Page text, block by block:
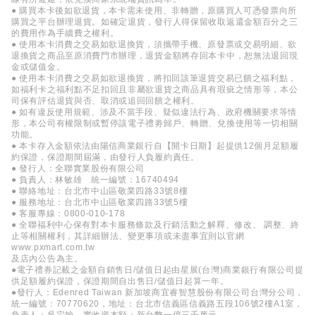
● 購買本卡後如欲退貨，本卡需未使用、非轉贈，原購買人可憑發票向所
購買之平台辦理退貨。如確定退貨，發行人得保留收取返還金額百分之三
的費用作為手續費之權利。
● 使用本卡消費之交易如欲退換貨，須攜帶手機、原發票或交易明細、欲
退換貨之商品至原消費門市辦理，退貨金額將存回本卡中，恕無法退回現
金或儲值金。
● 使用本卡消費之交易如欲退換貨，將扣回該筆退貨交易已饋之福利點，
如福利卡之福利點不足扣回且非屬欲退貨之商品具有瑕疵之情形等，本公
司保有評估退貨與否、取消或追回回饋之權利。
● 如有違反使用規範、涉及不當手段、疑似違法行為、政府機關要求等情
形，本公司有權限制或暫停該電子禮劵歸戶、轉贈、兌換使用等一切相關
功能。
● 本卡存入金額依法由陽信商業銀行自【開卡日期】起提供12個月足額履
約保證，保證期間屆滿，由發行人負履約責任。
● 發行人：全聯實業股份有限公司
● 負責人：林敏雄 統一編號：16740494
● 聯絡地址：台北市中山區敬業四路33號8樓
● 服務地址：台北市中山區敬業四路33號5樓
● 客服專線：0800-010-178
● 全聯福利中心保有對本卡服務條款及行銷活動之解釋、修改、 調整、終
止等相關權利，其詳細辦法、變更事項或未盡事宜則以官網
www.pxmart.com.tw
及店內公告為主。
●電子禮券記載之金額自銷售日/儲值日起由星展(台灣)商業銀行有限公司提
供足額履約保證，保證期間自出售日/儲值日起算一年。
●發行人：Edenred Taiwan 新加坡商宜睿智慧股份有限公司台灣分公司，
統一編號：70770620，地址：台北市信義區信義路五段106號2樓A1室，